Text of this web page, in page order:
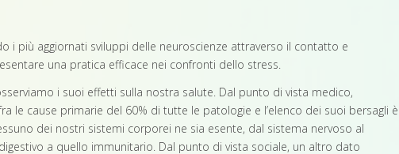
i più aggiornati sviluppi delle neuroscienze attraverso il contatto e
una pratica efficace nei confronti dello stress.
i suoi effetti sulla nostra salute. Dal punto di vista medico,
le cause primarie del 60% di tutte le patologie e l’elenco dei suoi bersagli è
dei nostri sistemi corporei ne sia esente, dal sistema nervoso al
a quello immunitario. Dal punto di vista sociale, un altro dato